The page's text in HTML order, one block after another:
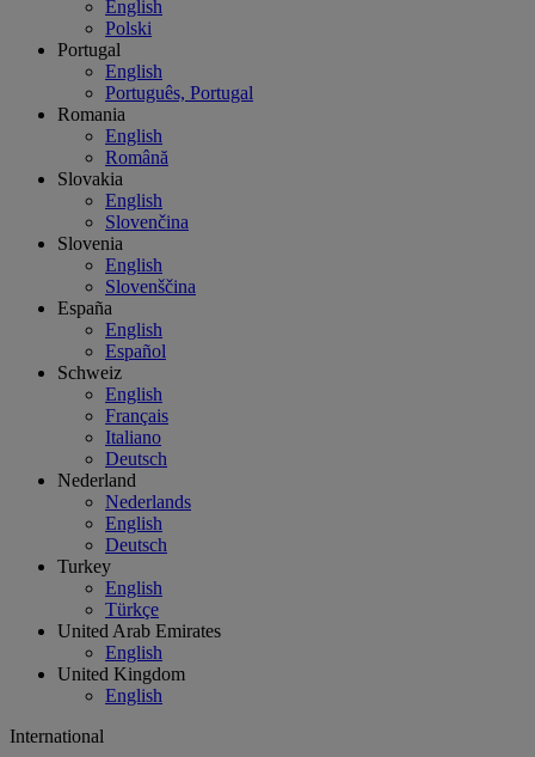
English
Polski
Portugal
English
Português, Portugal
Romania
English
Română
Slovakia
English
Slovenčina
Slovenia
English
Slovenščina
España
English
Español
Schweiz
English
Français
Italiano
Deutsch
Nederland
Nederlands
English
Deutsch
Turkey
English
Türkçe
United Arab Emirates
English
United Kingdom
English
International